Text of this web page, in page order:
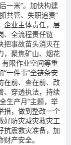
一米”。加快构建
共管、失职追责”
企业主体责任，层
、全流程责任链
把事故苗头消灭在
，聚焦矿山、烟花
限作业空间等重
一件事”全链条安
在前、查在前、改
、穿透执法，持续
生产月”主题，举
措，做到整改一个
好防灾减灾救灾工
抗震救灾准备，加
产安全。